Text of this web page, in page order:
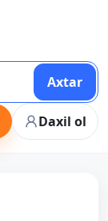
Axtar
Daxil ol